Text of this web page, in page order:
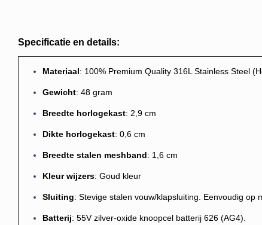
Specificatie en details:
Materiaal: 100% Premium Quality 316L Stainless Steel
Gewicht: 48 gram
Breedte horlogekast: 2,9 cm
Dikte horlogekast: 0,6 cm
Breedte stalen meshband: 1,6 cm
Kleur wijzers: Goud kleur
Sluiting: Stevige stalen vouw/klapsluiting. Eenvoudig op
Batterij: 55V zilver-oxide knoopcel batterij 626 (AG4).